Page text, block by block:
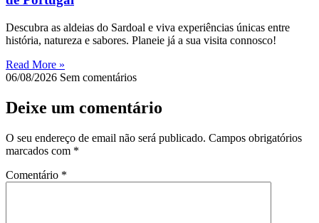
Descubra as aldeias do Sardoal e viva experiências únicas entre
história, natureza e sabores. Planeie já a sua visita connosco!
Read More »
06/08/2026 Sem comentários
Deixe um comentário
O seu endereço de email não será publicado. Campos obrigatórios
marcados com *
Comentário *